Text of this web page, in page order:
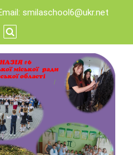
smilaschool6@ukr.net